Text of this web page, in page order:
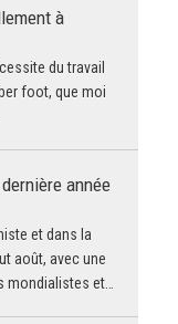
à
du travail
foot, que moi
année
et dans la
août, avec une
et…